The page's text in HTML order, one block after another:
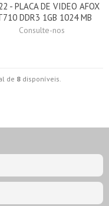
- PLACA DE VIDEO AFOX
DDR3 1GB 1024 MB
Consulte-nos
de 8disponíveis.